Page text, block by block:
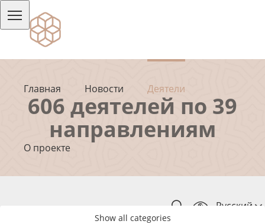
Главная Новости Деятели
О проекте
Русский
606 деятелей по 39
направлениям
Show all categories